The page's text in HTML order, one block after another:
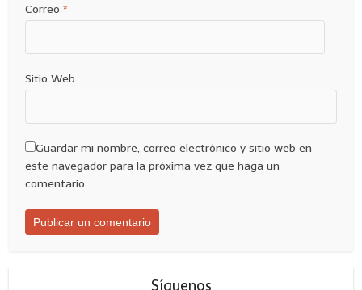
Correo *
Sitio Web
Guardar mi nombre, correo electrónico y sitio web en
este navegador para la próxima vez que haga un
comentario.
Síguenos